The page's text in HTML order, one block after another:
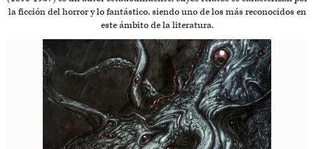
la ficción del horror y lo fantástico, siendo uno de los más reconocidos en
este ámbito de la literatura.